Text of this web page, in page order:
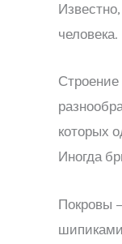
человека.
которых
Иногда
Покровы